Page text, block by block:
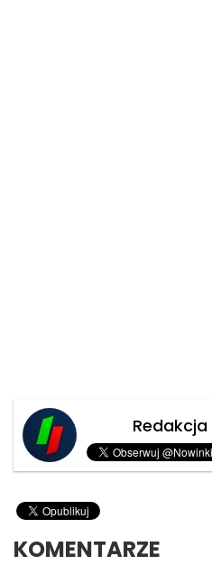
Redakcja
KOMENTARZE